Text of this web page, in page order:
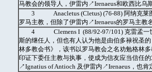
马教会的领导人，伊雷内↗Irenaeus和欧西比乌
3 Anacletus (Cletus) (76-88) 阿纳克莱图
罗马主教，但除了伊雷内↗Irenaeus的罗马主
4 Clemens I (88/92-97/101) 克雷孟一世
斯的继任人，但也有人认为他是由伯多禄祝圣
林多教会书》，该书以罗马教会之名劝勉格林
印证下委任主教与执事，使成为信友应当信任
↗Ignatius of Antioch 及伊雷内↗Irenaeus，也肯